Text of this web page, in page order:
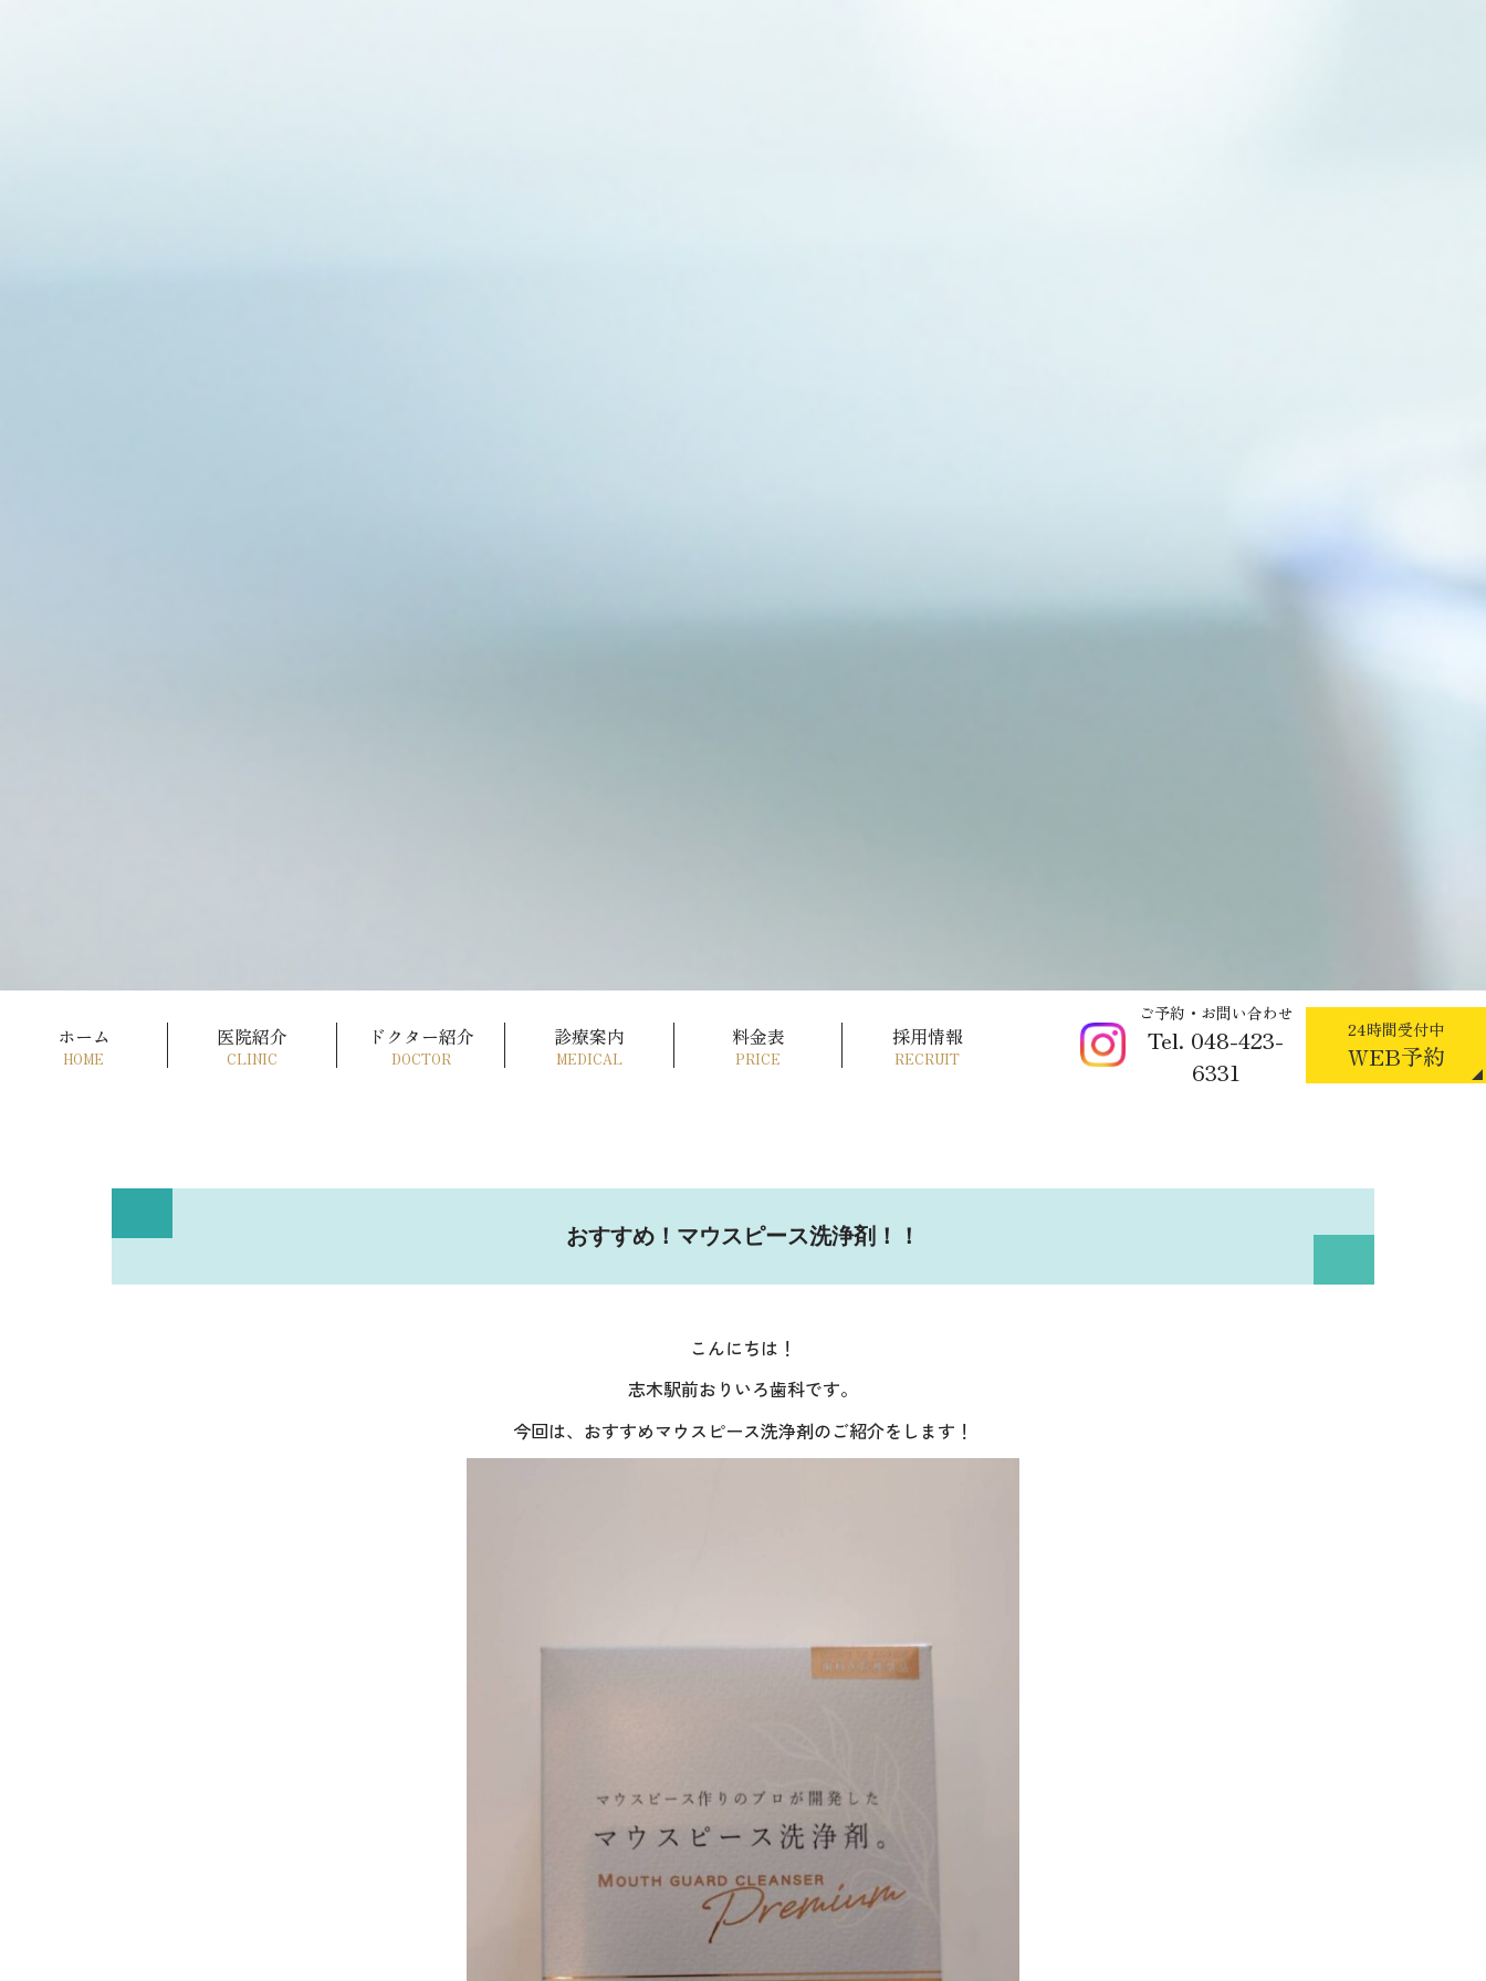
ホーム
HOME
医院紹介
CLINIC
ドクター紹介
DOCTOR
診療案内
MEDICAL
料金表
PRICE
採用情報
RECRUIT
ご予約・お問い合わせ
Tel. 048-423-
6331
24時間受付中
WEB予約
おすすめ！マウスピース洗浄剤！！
こんにちは！
志木駅前おりいろ歯科です。
今回は、おすすめマウスピース洗浄剤のご紹介をします！